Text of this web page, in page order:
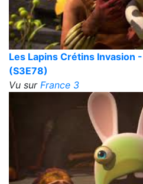
Les Lapins Crétins Invasion
(S3E78)
Vu sur France 3